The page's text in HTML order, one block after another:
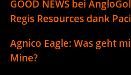
GOOD NEWS bei
Regis Resources dank
Agnico Eagle: Was geht
Mine?